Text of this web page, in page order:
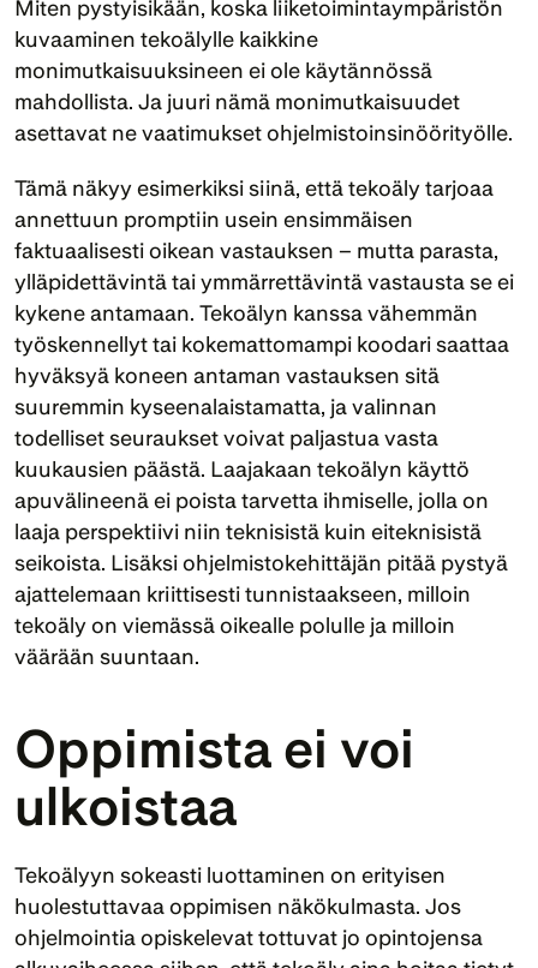
Miten pystyisikään, koska liiketoimintaympäristön
kuvaaminen tekoälylle kaikkine
monimutkaisuuksineen ei ole käytännössä
mahdollista. Ja juuri nämä monimutkaisuudet
asettavat ne vaatimukset ohjelmistoinsinöörityölle.
Tämä näkyy esimerkiksi siinä, että tekoäly tarjoaa
annettuun promptiin usein ensimmäisen
faktuaalisesti oikean vastauksen – mutta parasta,
ylläpidettävintä tai ymmärrettävintä vastausta se ei
kykene antamaan. Tekoälyn kanssa vähemmän
työskennellyt tai kokemattomampi koodari saattaa
hyväksyä koneen antaman vastauksen sitä
suuremmin kyseenalaistamatta, ja valinnan
todelliset seuraukset voivat paljastua vasta
kuukausien päästä. Laajakaan tekoälyn käyttö
apuvälineenä ei poista tarvetta ihmiselle, jolla on
laaja perspektiivi niin teknisistä kuin eiteknisistä
seikoista. Lisäksi ohjelmistokehittäjän pitää pystyä
ajattelemaan kriittisesti tunnistaakseen, milloin
tekoäly on viemässä oikealle polulle ja milloin
väärään suuntaan.
Oppimista ei voi
ulkoistaa
Tekoälyyn sokeasti luottaminen on erityisen
huolestuttavaa oppimisen näkökulmasta. Jos
ohjelmointia opiskelevat tottuvat jo opintojensa